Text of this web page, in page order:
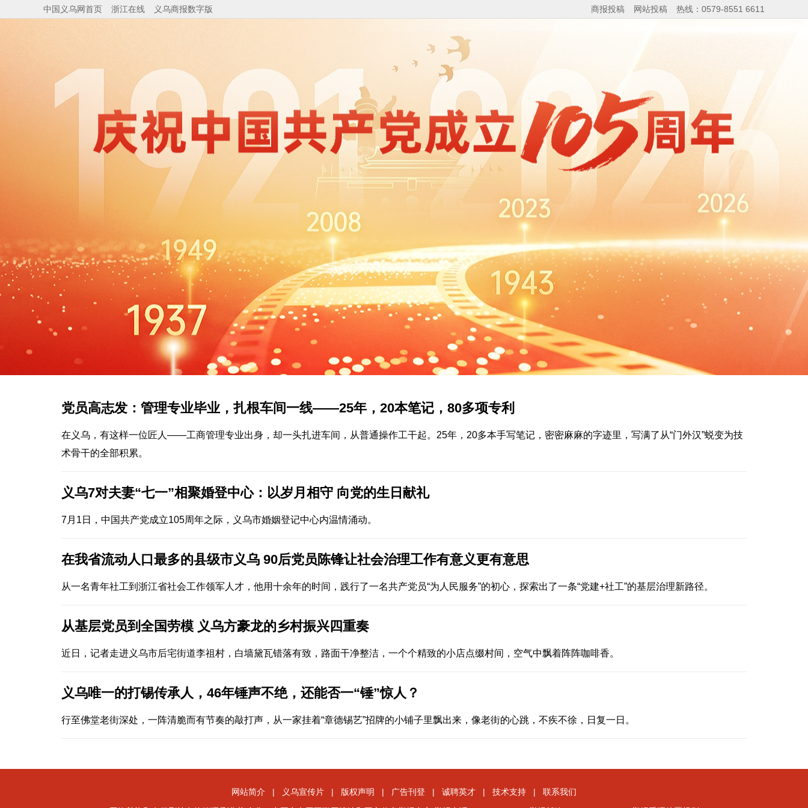
中国义乌网首页 浙江在线 义乌商报数字版 热线：0579-8551 6611
网站投稿
商报投稿
党员高志发：管理专业毕业，扎根车间一线——25年，20本笔记，80多项专利
在义乌，有这样一位匠人——工商管理专业出身，却一头扎进车间，从普通操作工干起。25年，20多本手写笔记，密密麻麻的字迹里，写满了从“门外汉”蜕变为技
术骨干的全部积累。
义乌7对夫妻“七一”相聚婚登中心：以岁月相守 向党的生日献礼
7月1日，中国共产党成立105周年之际，义乌市婚姻登记中心内温情涌动。
在我省流动人口最多的县级市义乌 90后党员陈锋让社会治理工作有意义更有意思
从一名青年社工到浙江省社会工作领军人才，他用十余年的时间，践行了一名共产党员“为人民服务”的初心，探索出了一条“党建+社工”的基层治理新路径。
从基层党员到全国劳模 义乌方豪龙的乡村振兴四重奏
近日，记者走进义乌市后宅街道李祖村，白墙黛瓦错落有致，路面干净整洁，一个个精致的小店点缀村间，空气中飘着阵阵咖啡香。
义乌唯一的打锡传承人，46年锤声不绝，还能否一“锤”惊人？
行至佛堂老街深处，一阵清脆而有节奏的敲打声，从一家挂着“章德锡艺”招牌的小铺子里飘出来，像老街的心跳，不疾不徐，日复一日。
网站简介 | 义乌宣传片 | 版权声明 | 广告刊登 | 诚聘英才 | 技术支持 | 联系我们